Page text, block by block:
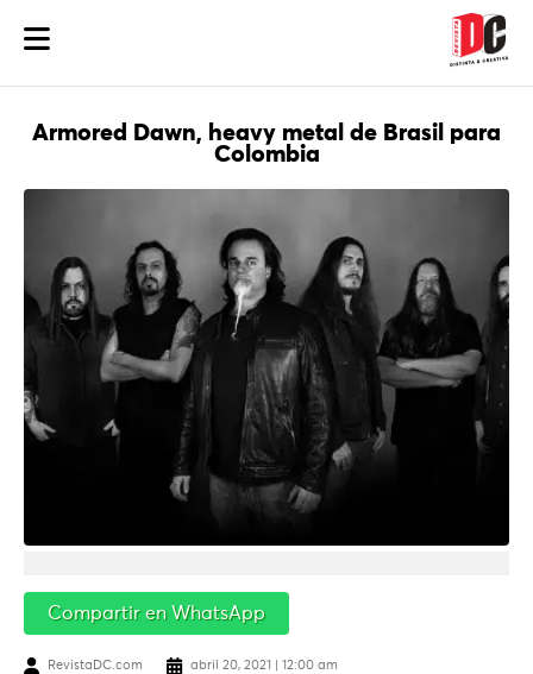
Armored Dawn, heavy metal de Brasil para
Colombia
Compartir en WhatsApp
RevistaDC.com abril 20, 2021 | 12:00 am